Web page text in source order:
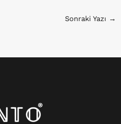
Sonraki Yazı →